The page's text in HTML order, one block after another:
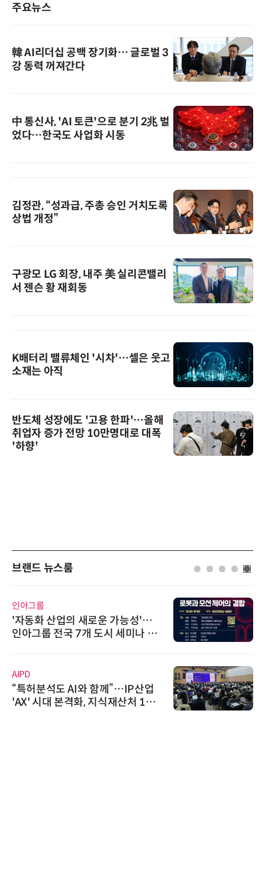
주요뉴스
韓 AI리더십 공백 장기화… 글로벌 3
강 동력 꺼져간다
中 통신사, 'AI 토큰'으로 분기 2兆 벌
었다…한국도 사업화 시동
김정관, “성과급, 주총 승인 거치도록
상법 개정”
구광모 LG 회장, 내주 美 실리콘밸리
서 젠슨 황 재회동
K배터리 밸류체인 '시차'…셀은 웃고
소재는 아직
반도체 성장에도 '고용 한파'…올해
취업자 증가 전망 10만명대로 대폭
'하향'
브랜드 뉴스룸
인아그룹
'자동화 산업의 새로운 가능성'…
인아그룹 전국 7개 도시 세미나 페
AIPD
“특허분석도 AI와 함께”…IP산업
'AX' 시대 본격화, 지식재산처 1호